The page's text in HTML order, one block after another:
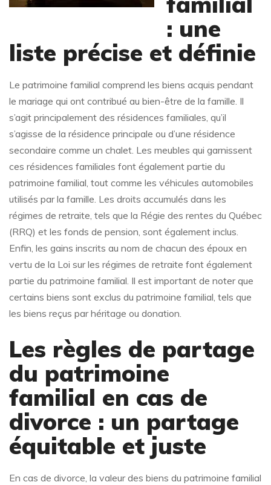
: une
liste précise et définie
Le patrimoine familial comprend les biens acquis pendant
le mariage qui ont contribué au bien-être de la famille. Il
s’agit principalement des résidences familiales, qu’il
s’agisse de la résidence principale ou d’une résidence
secondaire comme un chalet. Les meubles qui garnissent
ces résidences familiales font également partie du
patrimoine familial, tout comme les véhicules automobiles
utilisés par la famille. Les droits accumulés dans les
régimes de retraite, tels que la Régie des rentes du Québec
(RRQ) et les fonds de pension, sont également inclus.
Enfin, les gains inscrits au nom de chacun des époux en
vertu de la Loi sur les régimes de retraite font également
partie du patrimoine familial. Il est important de noter que
certains biens sont exclus du patrimoine familial, tels que
les biens reçus par héritage ou donation.
Les règles de partage
du patrimoine
familial en cas de
divorce : un partage
équitable et juste
En cas de divorce, la valeur des biens du patrimoine familial